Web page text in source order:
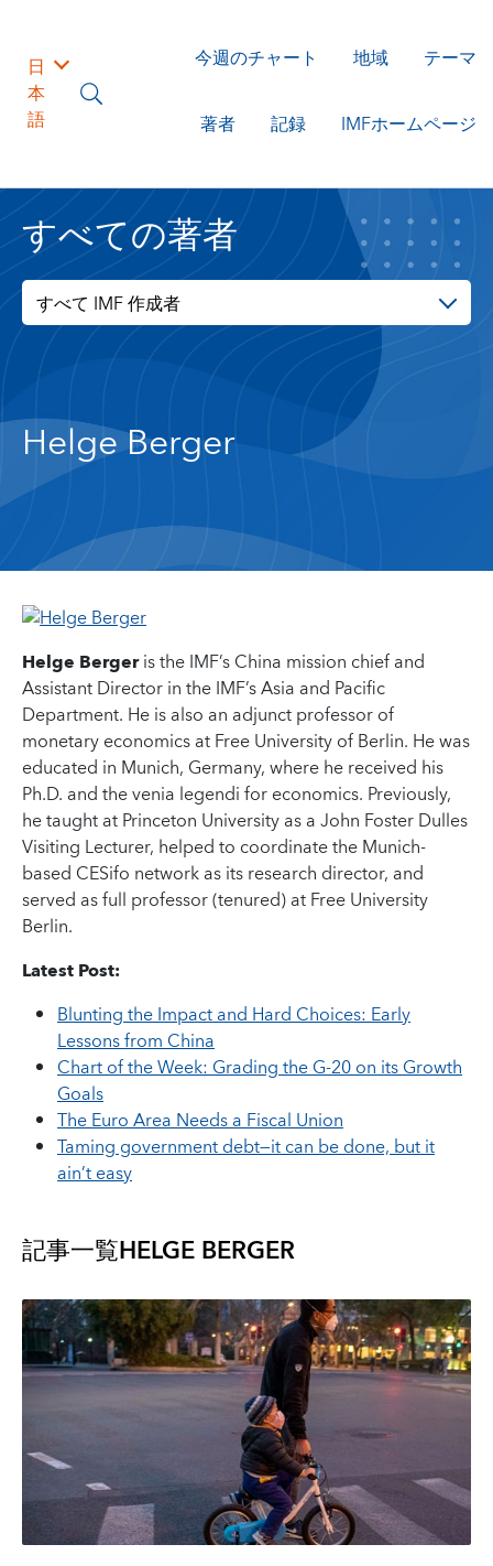
日
本
語
今週のチャート 地域 テーマ
著者 記録 IMFホームページ
すべての著者
すべて IMF 作成者
Helge Berger
Helge Bergeris the IMF’s China mission chief and
Assistant Director in the IMF’s Asia and Pacific
Department. He is also an adjunct professor of
monetary economics at Free University of Berlin. He was
educated in Munich, Germany, where he received his
Ph.D. and the venia legendi for economics. Previously,
he taught at Princeton University as a John Foster Dulles
Visiting Lecturer, helped to coordinate the Munich-
based CESifo network as its research director, and
served as full professor (tenured) at Free University
Berlin.
Latest Post:
Blunting the Impact and Hard Choices: Early
Lessons from China
Chart of the Week: Grading the G-20 on its Growth
Goals
The Euro Area Needs a Fiscal Union
Taming government debt—it can be done, but it
ain’t easy
記事一覧HELGE BERGER